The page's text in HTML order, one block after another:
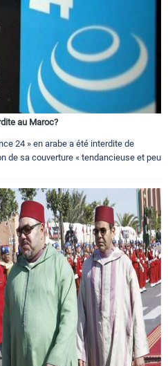
au Maroc?
24 » en arabe a été interdite de
de sa couverture « tendancieuse et peu